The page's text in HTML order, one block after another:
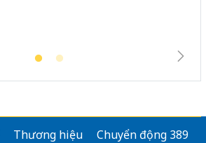
Thương hiệu
Chuyển động 389